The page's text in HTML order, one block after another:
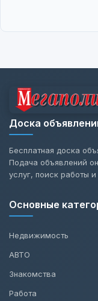
Доска
Бесплатная доска
Подача объявлений
услуг, поиск работы
Основные
Недвижимость
АВТО
Знакомства
Работа